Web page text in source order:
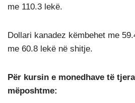
me 110.3 lekë.
Dollari kanadez këmbehet me
me 60.8 lekë në shitje.
Për kursin e monedhave të
mëposhtme: